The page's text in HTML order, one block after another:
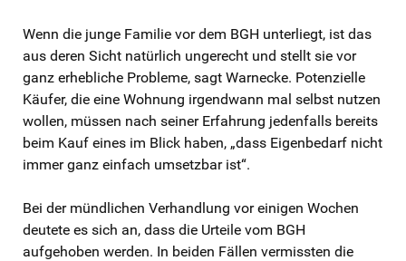
Wenn die junge Familie vor dem BGH unterliegt, ist das
aus deren Sicht natürlich ungerecht und stellt sie vor
ganz erhebliche Probleme, sagt Warnecke. Potenzielle
Käufer, die eine Wohnung irgendwann mal selbst nutzen
wollen, müssen nach seiner Erfahrung jedenfalls bereits
beim Kauf eines im Blick haben, „dass Eigenbedarf nicht
immer ganz einfach umsetzbar ist“.
Bei der mündlichen Verhandlung vor einigen Wochen
deutete es sich an, dass die Urteile vom BGH
aufgehoben werden. In beiden Fällen vermissten die